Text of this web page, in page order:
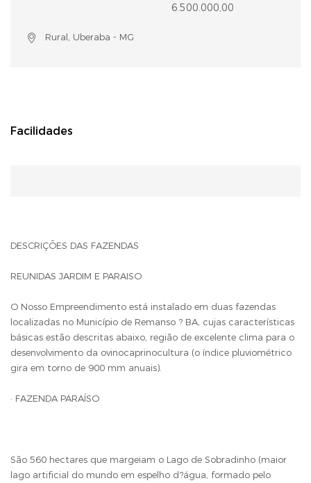
6.500.000,00
Rural, Uberaba - MG
Facilidades
DESCRIÇÕES DAS FAZENDAS
REUNIDAS JARDIM E PARAISO
O Nosso Empreendimento está instalado em duas fazendas
localizadas no Município de Remanso ? BA, cujas características
básicas estão descritas abaixo, região de excelente clima para o
desenvolvimento da ovinocaprinocultura (o índice pluviométrico
gira em torno de 900 mm anuais).
· FAZENDA PARAÍSO
São 560 hectares que margeiam o Lago de Sobradinho (maior
lago artificial do mundo em espelho d?água, formado pelo